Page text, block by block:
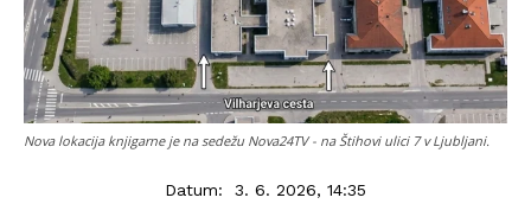
Nova lokacija knjigarne je na sedežu Nova24TV - na Štihovi ulici 7 v Ljubljani.
Datum: 3. 6. 2026, 14:35